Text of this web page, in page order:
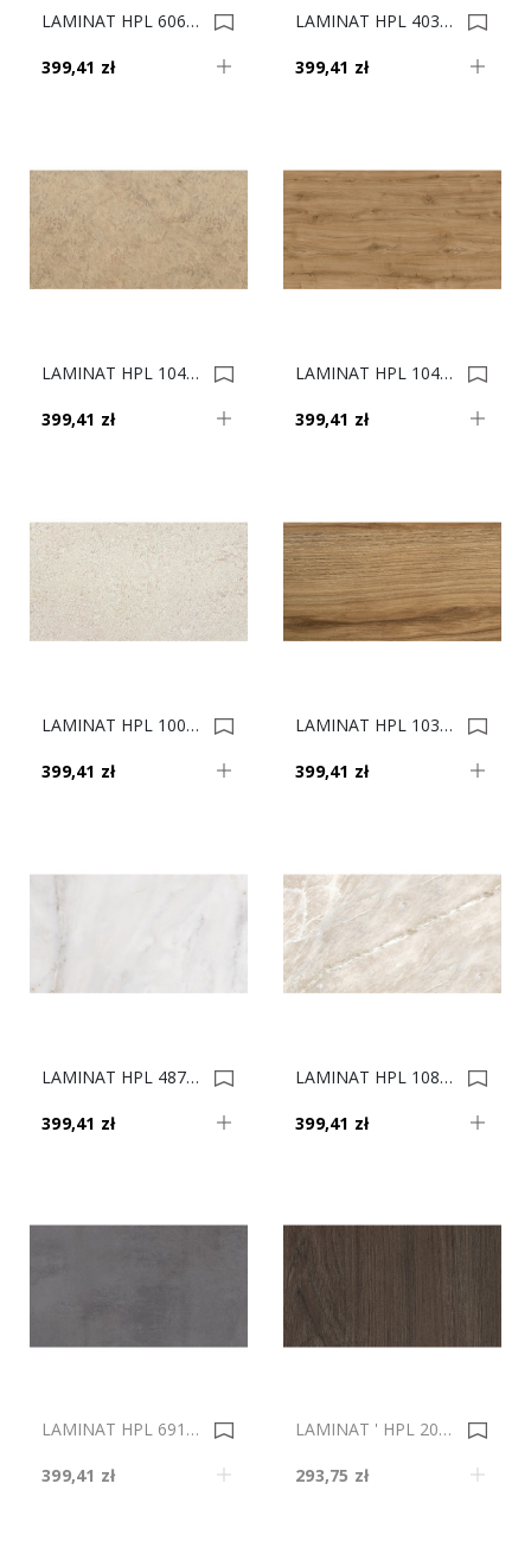
LAMINAT HPL 60654/OV 4100x1320X0,5 0022082
399,41 zł
LAMINAT HPL 4033/OW 4100x1320X0,5 0018979
399,41 zł
LAMINAT HPL 1047/BZ 4100x1320X0,5 0018002
399,41 zł
LAMINAT HPL 1041/OW 4100x1320X0,5 0015711
399,41 zł
LAMINAT HPL 1008/KM 4100x1320X0,5 0015680
399,41 zł
LAMINAT HPL 1035/OW 4100x1320X0,5 0014286
399,41 zł
LAMINAT HPL 4871/BS 4100X1320X0,5 0010351
399,41 zł
LAMINAT HPL 1087/PE 4100x1320X0,5 0003969
399,41 zł
LAMINAT HPL 6916/TO 4100X1320X0,5 0035915
399,41 zł
LAMINAT ' HPL 20320/OV 2800x1320X0,8 0035881
293,75 zł